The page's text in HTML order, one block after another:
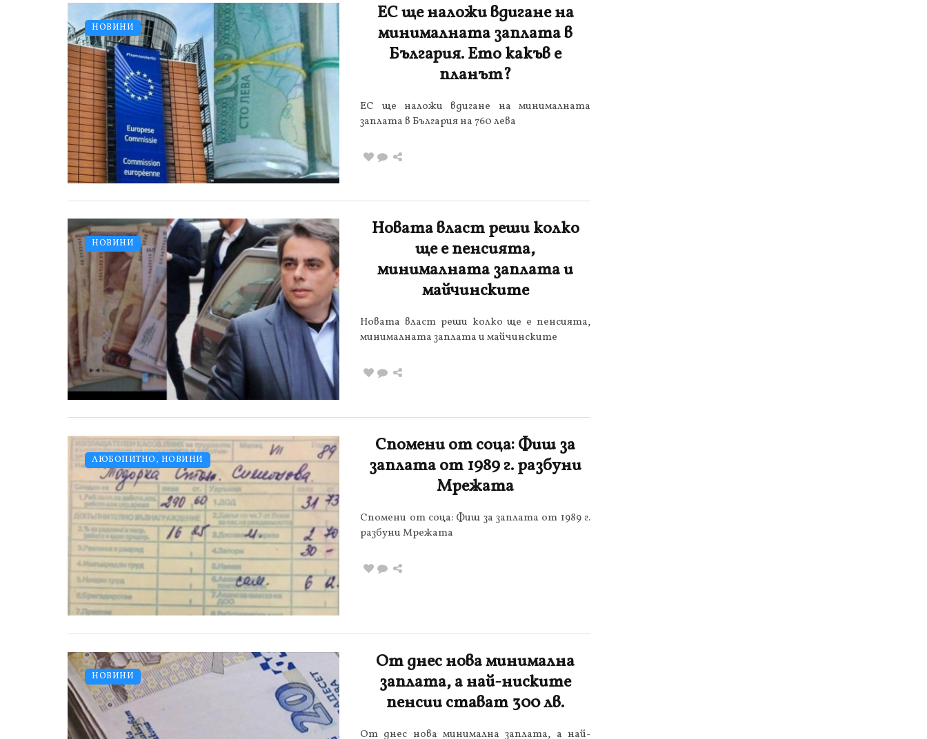
НОВИНИ
ЕС ще наложи вдигане на
минималната заплата в
България. Ето какъв е
планът?
ЕС ще наложи вдигане на минималната
заплата в България на 760 лева
НОВИНИ
Новата власт реши колко
ще е пенсията,
минималната заплата и
майчинските
Новата власт реши колко ще е пенсията,
минималната заплата и майчинските
ЛЮБОПИТНО, НОВИНИ
Спомени от соца: Фиш за
заплата от 1989 г. разбуни
Мрежата
Спомени от соца: Фиш за заплата от 1989 г.
разбуни Мрежата
НОВИНИ
От днес нова минимална
заплата, а най-ниските
пенсии стават 300 лв.
От днес нова минимална заплата, а най-